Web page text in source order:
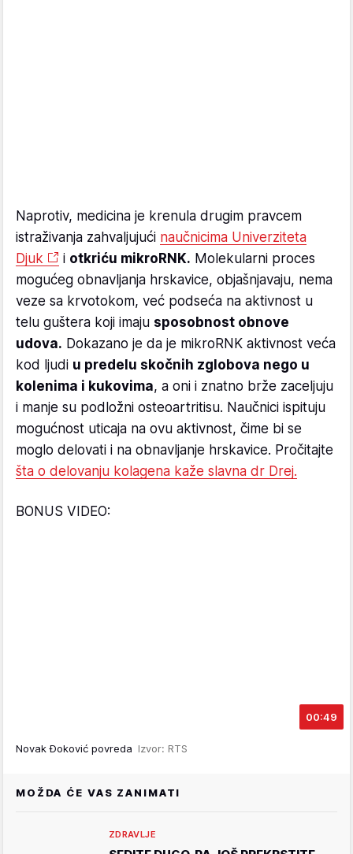
Naprotiv, medicina je krenula drugim pravcem
istraživanja zahvaljujući naučnicima Univerziteta
Djuk
i otkriću mikroRNK. Molekularni proces
mogućeg obnavljanja hrskavice, objašnjavaju, nema
veze sa krvotokom, već podseća na aktivnost u
telu guštera koji imaju sposobnost obnove
udova. Dokazano je da je mikroRNK aktivnost veća
kod ljudi u predelu skočnih zglobova nego u
kolenima i kukovima, a oni i znatno brže zaceljuju
i manje su podložni osteoartritisu. Naučnici ispituju
mogućnost uticaja na ovu aktivnost, čime bi se
moglo delovati i na obnavljanje hrskavice. Pročitajte
šta o delovanju kolagena kaže slavna dr Drej.
BONUS VIDEO:
00:49
Novak Đoković povreda Izvor: RTS
MOŽDA ĆE VAS ZANIMATI
ZDRAVLJE